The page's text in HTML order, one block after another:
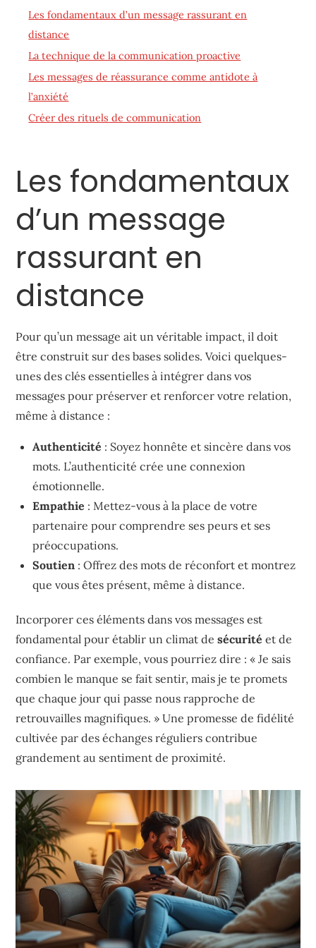
Les fondamentaux d’un message rassurant en
distance
La technique de la communication proactive
Les messages de réassurance comme antidote à
l’anxiété
Créer des rituels de communication
Les fondamentaux
d’un message
rassurant en
distance
Pour qu’un message ait un véritable impact, il doit
être construit sur des bases solides. Voici quelques-
unes des clés essentielles à intégrer dans vos
messages pour préserver et renforcer votre relation,
même à distance :
Authenticité : Soyez honnête et sincère dans vos
mots. L’authenticité crée une connexion
émotionnelle.
Empathie : Mettez-vous à la place de votre
partenaire pour comprendre ses peurs et ses
préoccupations.
Soutien : Offrez des mots de réconfort et montrez
que vous êtes présent, même à distance.
Incorporer ces éléments dans vos messages est
fondamental pour établir un climat desécurité et de
confiance. Par exemple, vous pourriez dire : « Je sais
combien le manque se fait sentir, mais je te promets
que chaque jour qui passe nous rapproche de
retrouvailles magnifiques. » Une promesse de fidélité
cultivée par des échanges réguliers contribue
grandement au sentiment de proximité.